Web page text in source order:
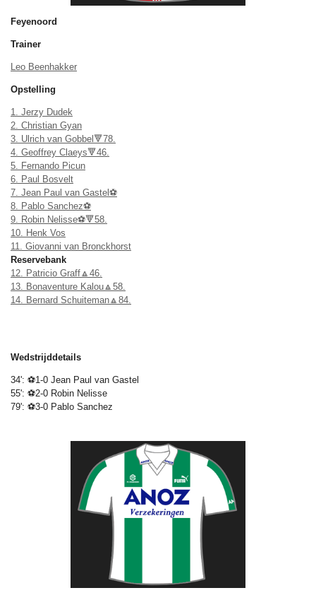
Feyenoord
Trainer
Leo Beenhakker
Opstelling
1. Jerzy Dudek
2. Christian Gyan
3. Ulrich van Gobbel🔻78.
4. Geoffrey Claeys🔻46.
5. Fernando Picun
6. Paul Bosvelt
7. Jean Paul van Gastel⚽
8. Pablo Sanchez⚽
9. Robin Nelisse⚽🔻58.
10. Henk Vos
11. Giovanni van Bronckhorst
Reservebank
12. Patricio Graff🔼46.
13. Bonaventure Kalou🔼58.
14. Bernard Schuiteman🔼84.
Wedstrijddetails
34': ⚽1-0 Jean Paul van Gastel
55': ⚽2-0 Robin Nelisse
79': ⚽3-0 Pablo Sanchez